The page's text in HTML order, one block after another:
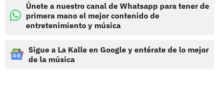
Únete a nuestro canal de Whatsapp para tener de
primera mano el mejor contenido de
entretenimiento y música
Sigue a La Kalle en Google y entérate de lo mejor
de la música